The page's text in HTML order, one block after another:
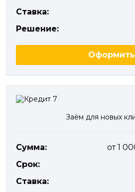
Ставка:
Решение:
Оформить
Заём для новых
Сумма:
от 1
Срок:
Ставка: